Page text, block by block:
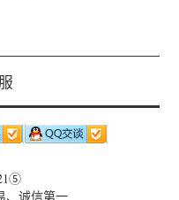
、诚信第一